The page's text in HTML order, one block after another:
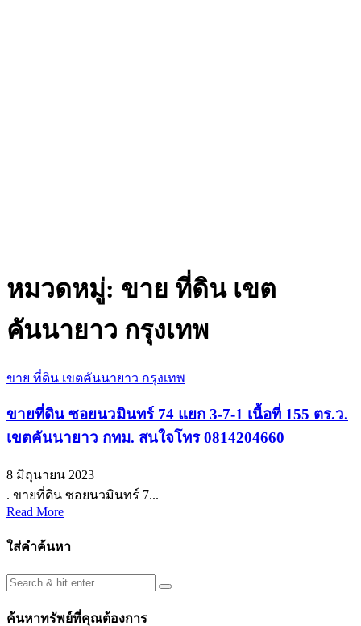
หมวดหมู่: ขาย ที่ดิน เขต
คันนายาว กรุงเทพ
ขาย ที่ดิน เขตคันนายาว กรุงเทพ
ขายที่ดิน ซอยนวมินทร์ 74 แยก 3-7-1 เนื้อที่ 155 ตร.ว.
เขตคันนายาว กทม. สนใจโทร 0814204660
8 มิถุนายน 2023
. ขายที่ดิน ซอยนวมินทร์ 7...
Read More
ใส่คำค้นหา
ค้นหาทรัพย์ที่คุณต้องการ